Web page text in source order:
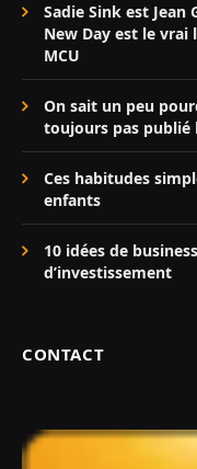
Sadie Sink est Jean
New Day est le vrai
MCU
On sait un peu
toujours pas publié
Ces habitudes
enfants
10 idées de
d’investissement
CONTACT